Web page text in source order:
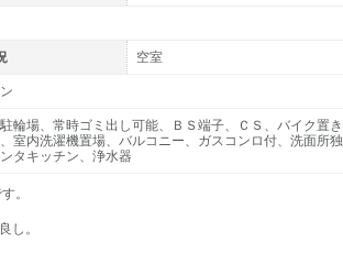
空室
輪場、常時ゴミ出し可能、ＢＳ端子、ＣＳ、バイク置き
室内洗濯機置場、バルコニー、ガスコンロ付、洗面所独
タキッチン、浄水器
。
し。